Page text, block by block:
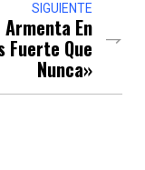
SIGUIENTE
En
Fuerte Que
Nunca»